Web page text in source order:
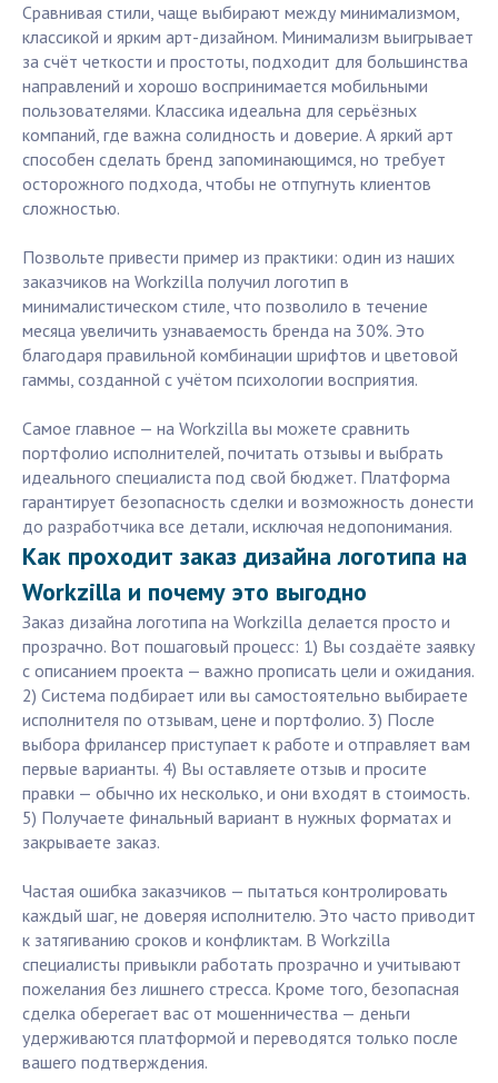
Сравнивая стили, чаще выбирают между минимализмом,
классикой и ярким арт-дизайном. Минимализм выигрывает
за счёт четкости и простоты, подходит для большинства
направлений и хорошо воспринимается мобильными
пользователями. Классика идеальна для серьёзных
компаний, где важна солидность и доверие. А яркий арт
способен сделать бренд запоминающимся, но требует
осторожного подхода, чтобы не отпугнуть клиентов
сложностью.
Позвольте привести пример из практики: один из наших
заказчиков на Workzilla получил логотип в
минималистическом стиле, что позволило в течение
месяца увеличить узнаваемость бренда на 30%. Это
благодаря правильной комбинации шрифтов и цветовой
гаммы, созданной с учётом психологии восприятия.
Самое главное — на Workzilla вы можете сравнить
портфолио исполнителей, почитать отзывы и выбрать
идеального специалиста под свой бюджет. Платформа
гарантирует безопасность сделки и возможность донести
до разработчика все детали, исключая недопонимания.
Как проходит заказ дизайна логотипа на
Workzilla и почему это выгодно
Заказ дизайна логотипа на Workzilla делается просто и
прозрачно. Вот пошаговый процесс: 1) Вы создаёте заявку
с описанием проекта — важно прописать цели и ожидания.
2) Система подбирает или вы самостоятельно выбираете
исполнителя по отзывам, цене и портфолио. 3) После
выбора фрилансер приступает к работе и отправляет вам
первые варианты. 4) Вы оставляете отзыв и просите
правки — обычно их несколько, и они входят в стоимость.
5) Получаете финальный вариант в нужных форматах и
закрываете заказ.
Частая ошибка заказчиков — пытаться контролировать
каждый шаг, не доверяя исполнителю. Это часто приводит
к затягиванию сроков и конфликтам. В Workzilla
специалисты привыкли работать прозрачно и учитывают
пожелания без лишнего стресса. Кроме того, безопасная
сделка оберегает вас от мошенничества — деньги
удерживаются платформой и переводятся только после
вашего подтверждения.